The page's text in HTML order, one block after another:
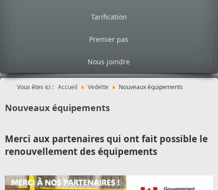
Tarification
Premier pas
Nous joindre
Vous êtes ici : Accueil Vedette Nouveaux équipements
Nouveaux équipements
Merci aux partenaires qui ont fait possible le
renouvellement des équipements